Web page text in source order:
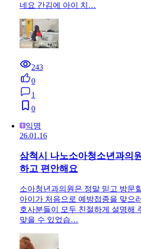
네요 간김에 아이 치…
243
0
1
0
익명
26.01.16
삼척시 나노소아청소년과의
하고 편안해요
소아청년과의원은 정말 믿고 방문
아이가 처음으로 예방접종을 맞으
호사분들이 모두 친절하게 설명해
맞을 수 있었습…